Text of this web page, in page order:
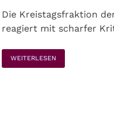
Die Kreistagsfraktion
reagiert mit scharfer
WEITERLESEN